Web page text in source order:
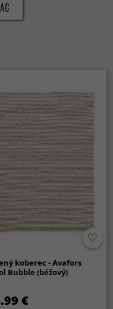
koberec - Avafors
Bubble (béžový)
€